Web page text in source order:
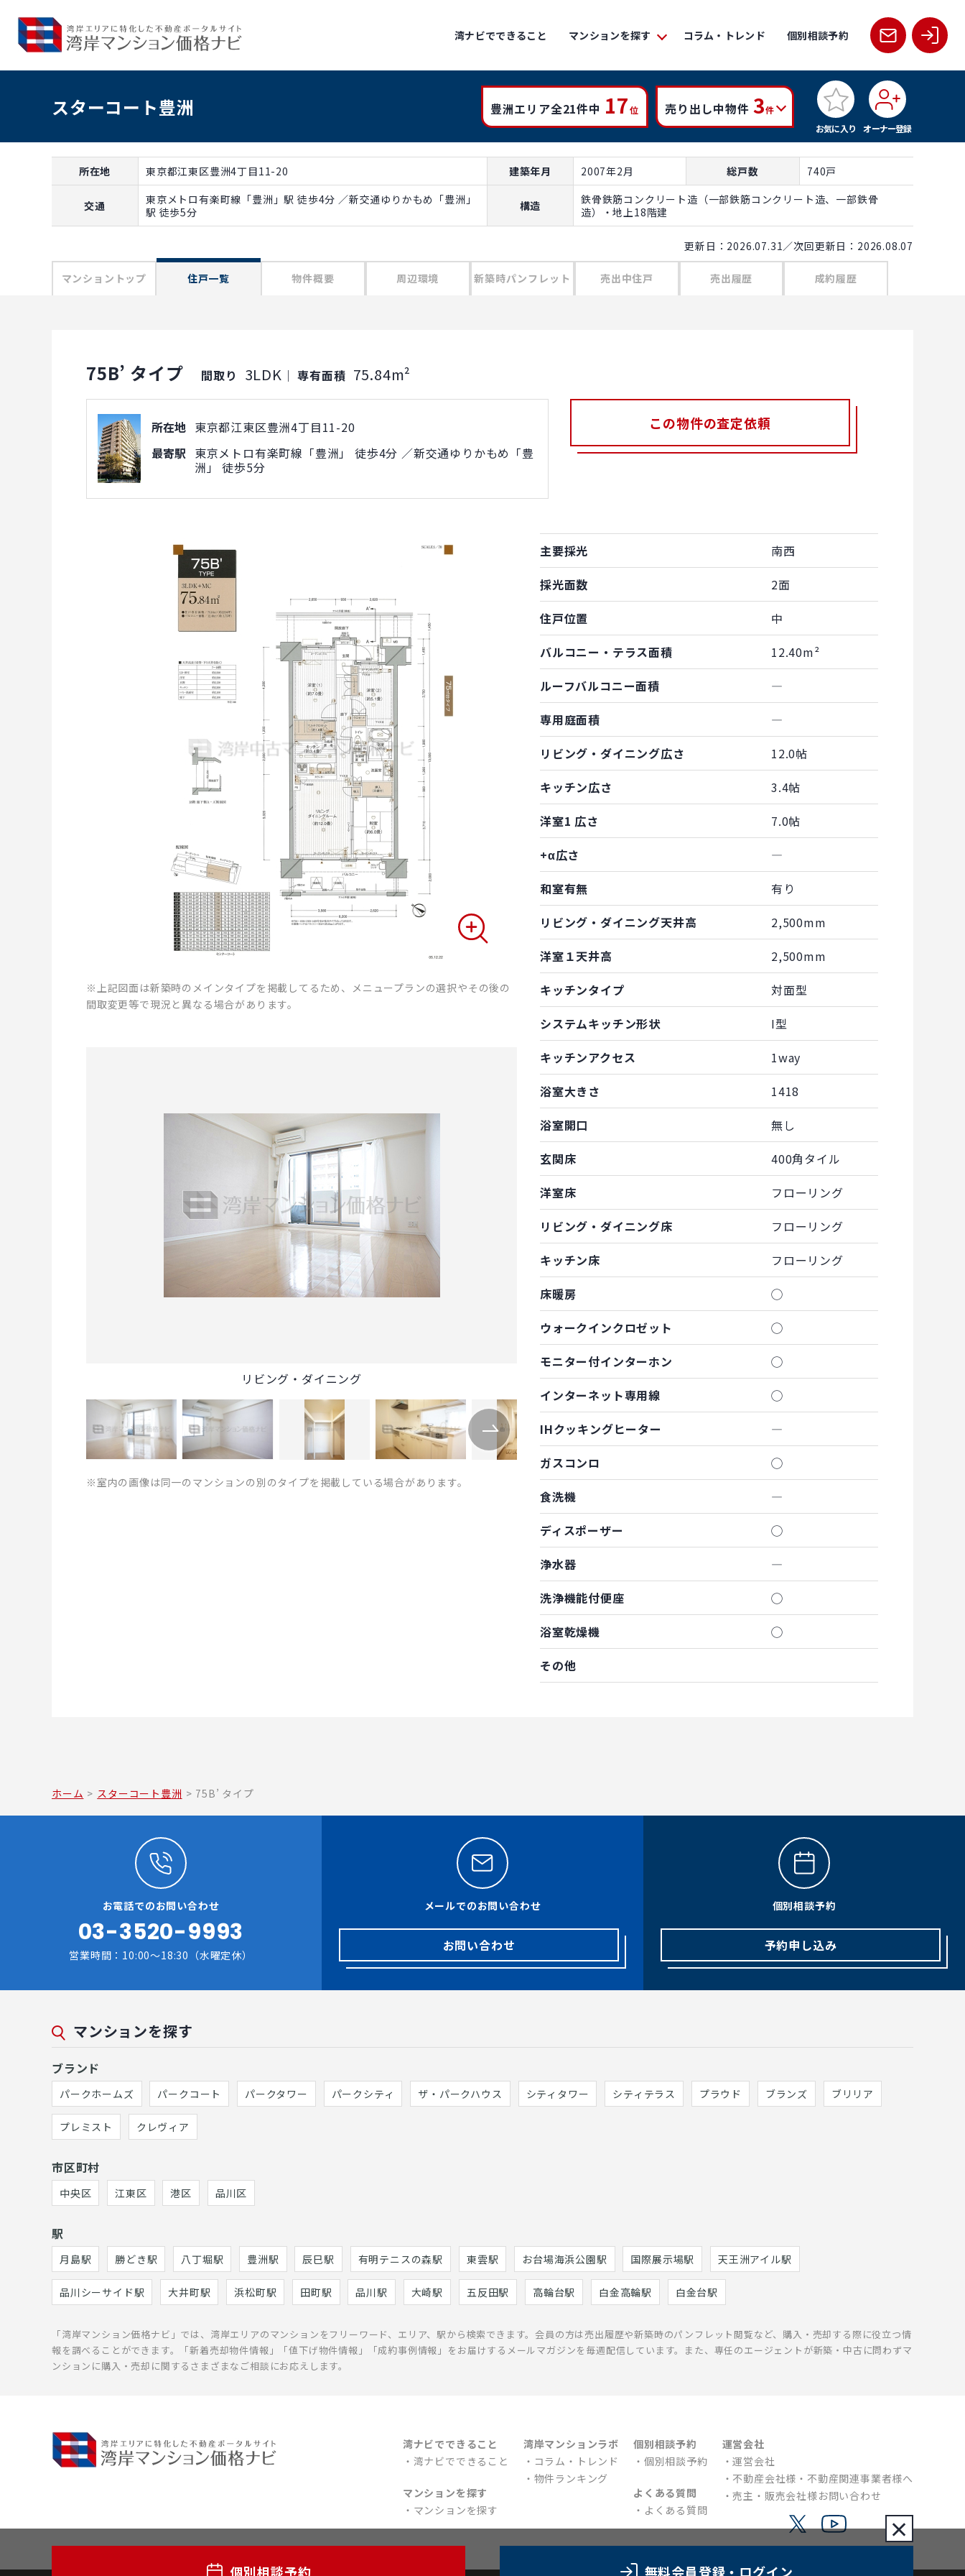
湾ナビでできること マンションを探す コラム・トレンド 個別相談予約
スターコート豊洲 豊洲エリア全21件中 17位 売り出し中物件 3件
お気に入り
オーナー登録
所在地 東京都江東区豊洲4丁目11-20 建築年月 2007年2月 総戸数 740戸
交通
東京メトロ有楽町線「豊洲」駅 徒歩4分 ／新交通ゆりかもめ「豊洲」
駅 徒歩5分
構造
鉄骨鉄筋コンクリート造（一部鉄筋コンクリート造、一部鉄骨
造）・地上18階建
更新日：2026.07.31／次回更新日：2026.08.07
マンショントップ 住戸一覧 物件概要 周辺環境 新築時パンフレット 売出中住戸 売出履歴 成約履歴
個別相談予約 無料会員登録 ・ログイン
×
75B’ タイプ 間取り 3LDK ｜専有面積 75.84m²
所在地 東京都江東区豊洲4丁目11-20
最寄駅 東京メトロ有楽町線「豊洲」 徒歩4分 ／新交通ゆりかもめ「豊
洲」 徒歩5分
この物件の査定依頼
※上記図面は新築時のメインタイプを掲載してるため、メニュープランの選択やその後の
間取変更等で現況と異なる場合があります。
リビング・ダイニング
※室内の画像は同一のマンションの別のタイプを掲載している場合があります。
主要採光
南西
採光面数
2面
住戸位置
中
バルコニー・テラス面積
12.40m²
ルーフバルコニー面積
―
専用庭面積
―
リビング・ダイニング広さ
12.0帖
キッチン広さ
3.4帖
洋室1 広さ
7.0帖
+α広さ
―
和室有無
有り
リビング・ダイニング天井高
2,500mm
洋室１天井高
2,500mm
キッチンタイプ
対面型
システムキッチン形状
I型
キッチンアクセス
1way
浴室大きさ
1418
浴室開口
無し
玄関床
400角タイル
洋室床
フローリング
リビング・ダイニング床
フローリング
キッチン床
フローリング
床暖房
◯
ウォークインクロゼット
◯
モニター付インターホン
◯
インターネット専用線
◯
IHクッキングヒーター
―
ガスコンロ
◯
食洗機
―
ディスポーザー
◯
浄水器
―
洗浄機能付便座
◯
浴室乾燥機
◯
その他
ホーム > スターコート豊洲 > 75B’ タイプ
お電話でのお問い合わせ
03-3520-9993
営業時間：10:00～18:30（水曜定休）
メールでのお問い合わせ
お問い合わせ
個別相談予約
予約申し込み
マンションを探す
ブランド
パークホームズ パークコート パークタワー パークシティ ザ・パークハウス シティタワー シティテラス プラウド ブランズ ブリリア
プレミスト クレヴィア
市区町村
中央区 江東区 港区 品川区
駅
月島駅 勝どき駅 八丁堀駅 豊洲駅 辰巳駅 有明テニスの森駅 東雲駅 お台場海浜公園駅 国際展示場駅 天王洲アイル駅
品川シーサイド駅 大井町駅 浜松町駅 田町駅 品川駅 大崎駅 五反田駅 高輪台駅 白金高輪駅 白金台駅
「湾岸マンション価格ナビ」では、湾岸エリアのマンションをフリーワード、エリア、駅から検索できます。会員の方は売出履歴や新築時のパンフレット閲覧など、購入・売却する際に役立つ情
報を調べることができます。「新着売却物件情報」「値下げ物件情報」「成約事例情報」をお届けするメールマガジンを毎週配信しています。また、専任のエージェントが新築・中古に問わずマ
ンションに購入・売却に関するさまざまなご相談にお応えします。
湾ナビでできること
湾ナビでできること
マンションを探す
マンションを探す
湾岸マンションラボ
コラム・トレンド
物件ランキング
個別相談予約
個別相談予約
よくある質問
よくある質問
運営会社
運営会社
不動産会社様・不動産関連事業者様へ
売主・販売会社様お問い合わせ